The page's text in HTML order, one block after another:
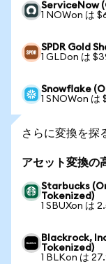
ServiceNow
1 NOWon は
SPDR Gold
1 GLDon は
Snowflake
1 SNOWon は
さらに変換を探
アセット変換の
Starbucks
Tokenized)
1 SBUXon は
Blackrock,
Tokenized)
1 BLKon は